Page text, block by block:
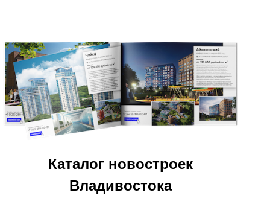
Каталог новостроек
Владивостока